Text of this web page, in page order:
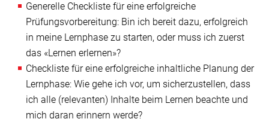
Generelle Checkliste für eine erfolgreiche
Prüfungsvorbereitung: Bin ich bereit dazu, erfolgreich
in meine Lernphase zu starten, oder muss ich zuerst
das «Lernen erlernen»?
Checkliste für eine erfolgreiche inhaltliche Planung der
Lernphase: Wie gehe ich vor, um sicherzustellen, dass
ich alle (relevanten) Inhalte beim Lernen beachte und
mich daran erinnern werde?